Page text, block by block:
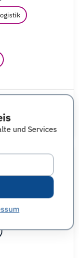
und Services
Group